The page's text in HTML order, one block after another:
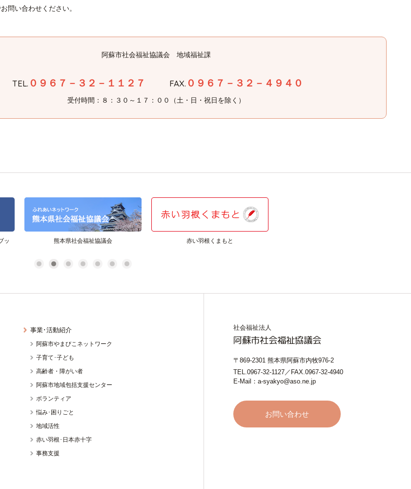
い合わせください。
阿蘇市社会福祉協議会 地域福祉課
TEL. ０９６７－３２－１１２７ FAX. ０９６７－３２－４９４０
受付時間：８：３０～１７：００（土・日・祝日を除く）
ッ
熊本県社会福祉協議会 赤い羽根くまもと
1 2 3 4 5 6 7
事業･活動紹介
阿蘇市やまびこネットワーク
子育て･子ども
高齢者・障がい者
阿蘇市地域包括支援センター
ボランティア
悩み･困りごと
地域活性
赤い羽根･日本赤十字
事務支援
社会福祉法人
阿蘇市社会福祉協議会
〒869-2301 熊本県阿蘇市内牧976-2
TEL.0967-32-1127／FAX.0967-32-4940
E-Mail：a-syakyo@aso.ne.jp
お問い合わせ